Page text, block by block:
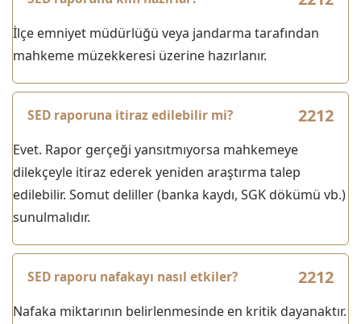
İlçe emniyet müdürlüğü veya jandarma tarafından
mahkeme müzekkeresi üzerine hazırlanır.
SED raporuna itiraz edilebilir mi?
Evet. Rapor gerçeği yansıtmıyorsa mahkemeye
dilekçeyle itiraz ederek yeniden araştırma talep
edilebilir. Somut deliller (banka kaydı, SGK dökümü vb.)
sunulmalıdır.
SED raporu nafakayı nasıl etkiler?
Nafaka miktarının belirlenmesinde en kritik dayanaktır.